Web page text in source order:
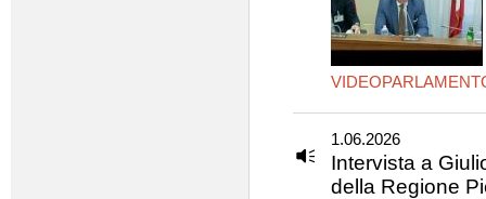
1.06.2026
Intervista a
della Regione